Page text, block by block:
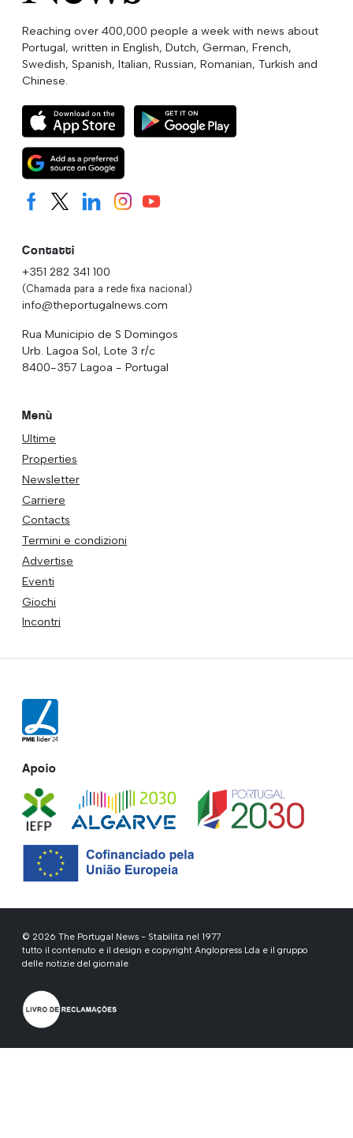
Reaching over 400,000 people a week with news about
Portugal, written in English, Dutch, German, French,
Swedish, Spanish, Italian, Russian, Romanian, Turkish and
Chinese.
Contatti
+351 282 341 100
(Chamada para a rede fixa nacional)
info@theportugalnews.com
Rua Municipio de S Domingos
Urb. Lagoa Sol, Lote 3 r/c
8400-357 Lagoa - Portugal
Menù
Ultime
Properties
Newsletter
Carriere
Contacts
Termini e condizioni
Advertise
Eventi
Giochi
Incontri
Apoio
© 2026 The Portugal News - Stabilita nel 1977
tutto il contenuto e il design e copyright Anglopress Lda e il gruppo
delle notizie del giornale